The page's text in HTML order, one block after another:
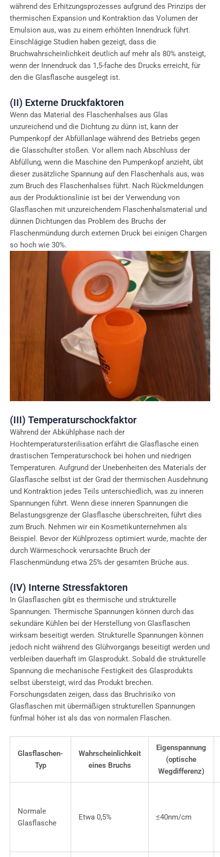
während des Erhitzungsprozesses aufgrund des Prinzips der
thermischen Expansion und Kontraktion das Volumen der
Emulsion aus, was zu einem erhöhten Innendruck führt.
Einschlägige Studien haben gezeigt, dass die
Bruchwahrscheinlichkeit deutlich auf mehr als 80% ansteigt,
wenn der Innendruck das 1,5-fache des Drucks erreicht, für
den die Glasflasche ausgelegt ist.
(II) Externe Druckfaktoren
Wenn das Material des Flaschenhalses aus Glas
unzureichend und die Dichtung zu dünn ist, kann der
Pumpenkopf der Abfüllanlage während des Betriebs gegen
die Glasschulter stoßen. Vor allem nach Abschluss der
Abfüllung, wenn die Maschine den Pumpenkopf anzieht, übt
dieser zusätzliche Spannung auf den Flaschenhals aus, was
zum Bruch des Flaschenhalses führt. Nach Rückmeldungen
aus der Produktionslinie ist bei der Verwendung von
Glasflaschen mit unzureichendem Flaschenhalsmaterial und
dünnen Dichtungen das Problem des Bruchs der
Flaschenmündung durch externen Druck bei einigen Chargen
so hoch wie 30%.
(III) Temperaturschockfaktor
Während der Abkühlphase nach der
Hochtemperatursterilisation erfährt die Glasflasche einen
drastischen Temperaturschock bei hohen und niedrigen
Temperaturen. Aufgrund der Unebenheiten des Materials der
Glasflasche selbst ist der Grad der thermischen Ausdehnung
und Kontraktion jedes Teils unterschiedlich, was zu inneren
Spannungen führt. Wenn diese inneren Spannungen die
Belastungsgrenze der Glasflasche überschreiten, führt dies
zum Bruch. Nehmen wir ein Kosmetikunternehmen als
Beispiel. Bevor der Kühlprozess optimiert wurde, machte der
durch Wärmeschock verursachte Bruch der
Flaschenmündung etwa 25% der gesamten Brüche aus.
(IV) Interne Stressfaktoren
In Glasflaschen gibt es thermische und strukturelle
Spannungen. Thermische Spannungen können durch das
sekundäre Kühlen bei der Herstellung von Glasflaschen
wirksam beseitigt werden. Strukturelle Spannungen können
jedoch nicht während des Glühvorgangs beseitigt werden und
verbleiben dauerhaft im Glasprodukt. Sobald die strukturelle
Spannung die mechanische Festigkeit des Glasprodukts
selbst übersteigt, wird das Produkt brechen.
Forschungsdaten zeigen, dass das Bruchrisiko von
Glasflaschen mit übermäßigen strukturellen Spannungen
fünfmal höher ist als das von normalen Flaschen.
Glasflaschen-
Typ
Wahrscheinlichkeit
eines Bruchs
Eigenspannung
(optische
Wegdifferenz)
Normale
Glasflasche
Etwa 0,5% ≤40nm/cm